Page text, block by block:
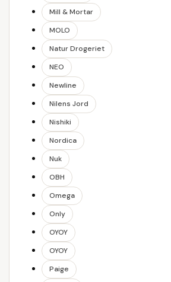
Mill & Mortar
MOLO
Natur Drogeriet
NEO
Newline
Nilens Jord
Nishiki
Nordica
Nuk
OBH
Omega
Only
OYOY
OYOY
Paige